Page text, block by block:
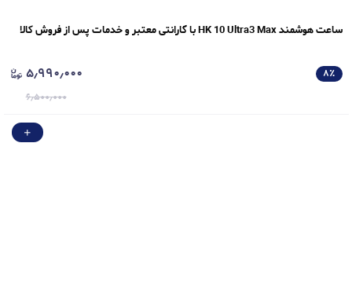
ساعت هوشمند HK 10 Ultra3 Max با گارانتی معتبر و خدمات پس از فروش کالا
۸٪ ۵٫۹۹۰٫۰۰۰
۶٫۵۰۰٫۰۰۰